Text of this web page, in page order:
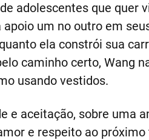
adolescentes que quer
um no outro em
ela constrói sua
caminho certo, Wang
usando vestidos.
e aceitação, sobre uma
e respeito ao